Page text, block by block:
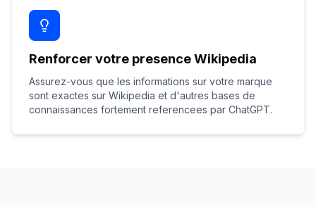
Renforcer votre presence Wikipedia
Assurez-vous que les informations sur votre marque
sont exactes sur Wikipedia et d'autres bases de
connaissances fortement referencees par ChatGPT.